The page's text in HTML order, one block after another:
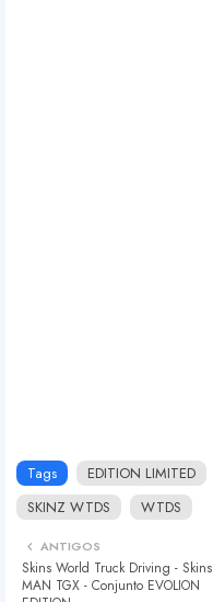
Tags EDITION LIMITED
SKINZ WTDS
WTDS
ANTIGOS
Skins World Truck Driving - Skins
MAN TGX - Conjunto EVOLION